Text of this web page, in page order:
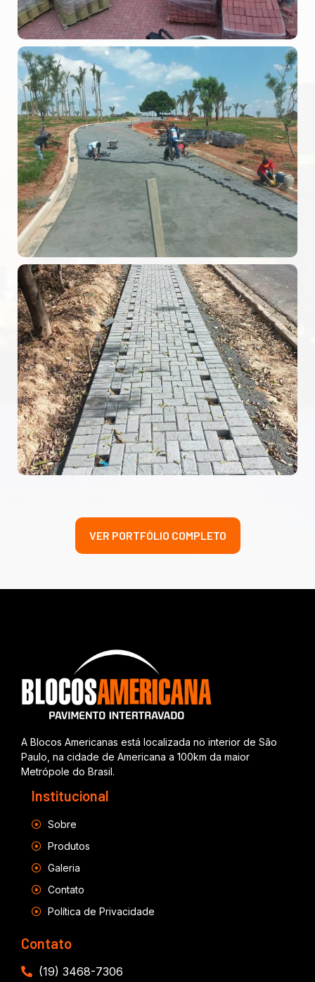
VER PORTFÓLIO COMPLETO
A Blocos Americanas está localizada no interior de São
Paulo, na cidade de Americana a 100km da maior
Metrópole do Brasil.
Institucional
Sobre
Produtos
Galeria
Contato
Política de Privacidade
Contato
(19) 3468-7306